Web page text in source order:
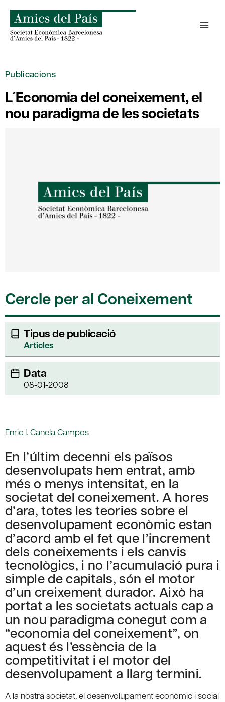
content
Publicacions
L´Economia del coneixement, el
nou paradigma de les societats
Cercle per al Coneixement
Tipus de publicació
Articles
Data
08-01-2008
Enric I. Canela Campos
En l’últim decenni els països
desenvolupats hem entrat, amb
més o menys intensitat, en la
societat del coneixement. A hores
d’ara, totes les teories sobre el
desenvolupament econòmic estan
d’acord amb el fet que l’increment
dels coneixements i els canvis
tecnològics, i no l’acumulació pura i
simple de capitals, són el motor
d’un creixement durador. Això ha
portat a les societats actuals cap a
un nou paradigma conegut com a
“economia del coneixement”, on
aquest és l’essència de la
competitivitat i el motor del
desenvolupament a llarg termini.
A la nostra societat, el desenvolupament econòmic i social